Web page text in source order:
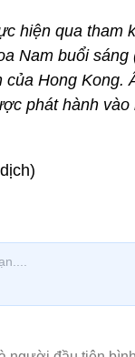
hiện qua tham
Nam buổi sáng
của Hong Kong.
phát hành vào